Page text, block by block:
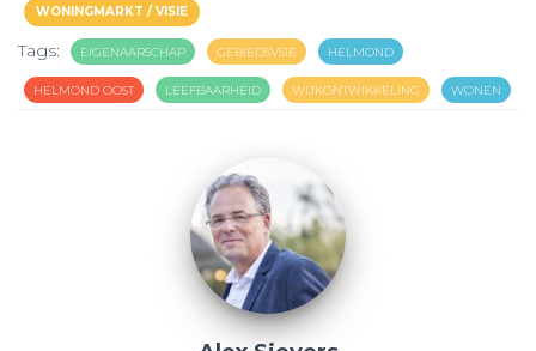
WONINGMARKT / VISIE
Tags: EIGENAARSCHAP GEBIEDSVSIE HELMOND
HELMOND OOST LEEFBAARHEID WIJKONTWIKKELING WONEN